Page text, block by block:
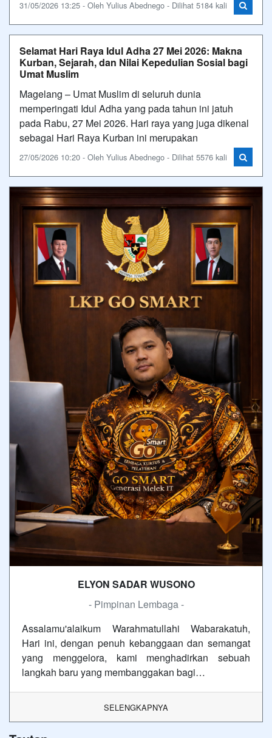
31/05/2026 13:25 - Oleh Yulius Abednego - Dilihat 5184 kali
Selamat Hari Raya Idul Adha 27 Mei 2026: Makna
Kurban, Sejarah, dan Nilai Kepedulian Sosial bagi
Umat Muslim
Magelang – Umat Muslim di seluruh dunia
memperingati Idul Adha yang pada tahun ini jatuh
pada Rabu, 27 Mei 2026. Hari raya yang juga dikenal
sebagai Hari Raya Kurban ini merupakan
27/05/2026 10:20 - Oleh Yulius Abednego - Dilihat 5576 kali
ELYON SADAR WUSONO
- Pimpinan Lembaga -
Assalamu'alaikum Warahmatullahi Wabarakatuh,
Hari ini, dengan penuh kebanggaan dan semangat
yang menggelora, kami menghadirkan sebuah
langkah baru yang membanggakan bagi…
SELENGKAPNYA